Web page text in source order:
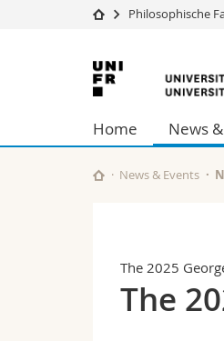
Universität
Studium
Forschung
Universität
Weiterbildung
Philosophische
Freiburg
Home News
News & Events
The 2025
The